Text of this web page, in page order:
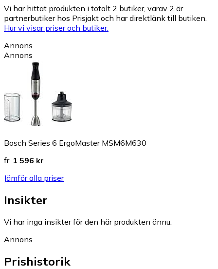
Vi har hittat produkten i totalt 2 butiker, varav 2 är
partnerbutiker hos Prisjakt och har direktlänk till butiken.
Hur vi visar priser och butiker.
Annons
Annons
Bosch Series 6 ErgoMaster MSM6M630
fr. 1 596 kr
Jämför alla priser
Insikter
Vi har inga insikter för den här produkten ännu.
Annons
Prishistorik